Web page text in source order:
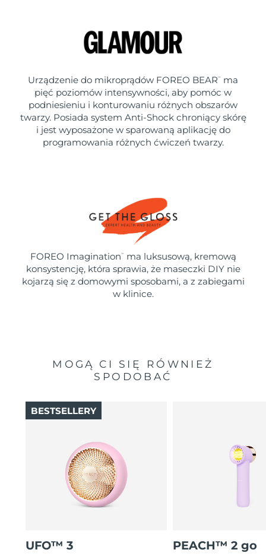
Urządzenie do mikroprądów FOREO BEAR ™
ma
pięć poziomów intensywności, aby pomóc w
podniesieniu i konturowaniu różnych obszarów
twarzy. Posiada system Anti-Shock chroniący skórę
i jest wyposażone w sparowaną aplikację do
programowania różnych ćwiczeń twarzy.
FOREO Imagination ™
ma luksusową, kremową
konsystencję, która sprawia, że maseczki DIY nie
kojarzą się z domowymi sposobami, a z zabiegami
w klinice.
MOGĄ CI SIĘ RÓWNIEŻ
SPODOBAĆ
UFO™ 3
BESTSELLERY
PEACH™ 2 go